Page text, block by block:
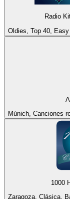
Radio
Oldies, Top 40,
Múnich, Canciones
1000
Zaragoza, Clásica,